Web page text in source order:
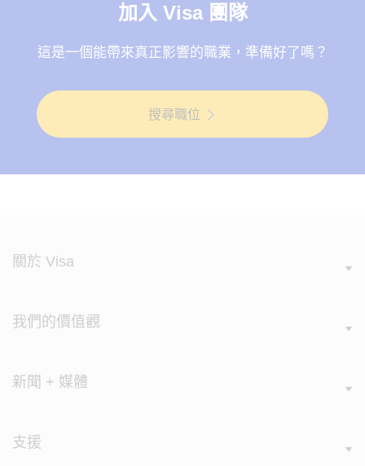
加入 Visa 團隊
這是一個能帶來真正影響的職業，準備好了嗎？
搜尋職位
關於 Visa
我們的價值觀
新聞 + 媒體
支援